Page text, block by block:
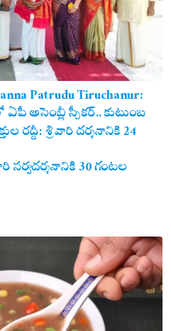
Patrudu Tiruchanur:
అసెంబ్లీ స్పీకర్.. కుటుంబ
రద్దీ: శ్రీవారి దర్శనానికి 24
సర్వదర్శనానికి 30 గంటల